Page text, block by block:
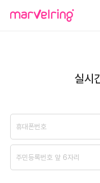
실시